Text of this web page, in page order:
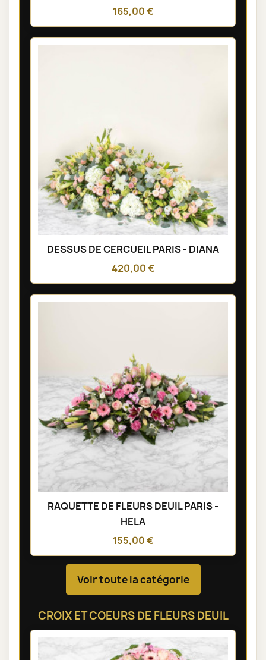
165,00 €
DESSUS DE CERCUEIL PARIS - DIANA
420,00 €
RAQUETTE DE FLEURS DEUIL PARIS -
HELA
155,00 €
Voir toute la catégorie
CROIX ET COEURS DE FLEURS DEUIL